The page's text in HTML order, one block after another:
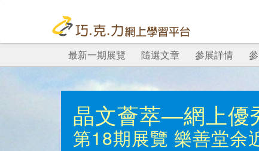
最新一期展覽 隨選文章 參展詳情
晶文薈萃—網上優
第18期展覽 樂善堂余